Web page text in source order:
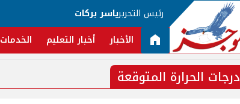
رئيس التحريرياسر بركات
الأخبار أخبار التعليم الخدمات
درجات الحرارة المتوقعة